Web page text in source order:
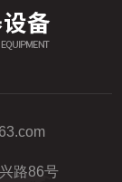
路86号